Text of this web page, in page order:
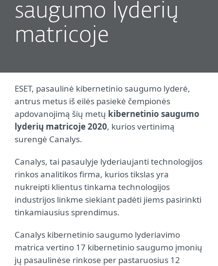
saugumo lyderių
matricoje
ESET, pasaulinė kibernetinio saugumo lyderė,
antrus metus iš eilės pasiekė čempionės
apdovanojimą šių metų kibernetinio saugumo
lyderių matricoje 2020, kurios vertinimą
surengė Canalys.
Canalys, tai pasaulyje lyderiaujanti technologijos
rinkos analitikos firma, kurios tikslas yra
nukreipti klientus tinkama technologijos
industrijos linkme siekiant padėti jiems pasirinkti
tinkamiausius sprendimus.
Canalys kibernetinio saugumo lyderiavimo
matrica vertino 17 kibernetinio saugumo įmonių
jų pasaulinėse rinkose per pastaruosius 12